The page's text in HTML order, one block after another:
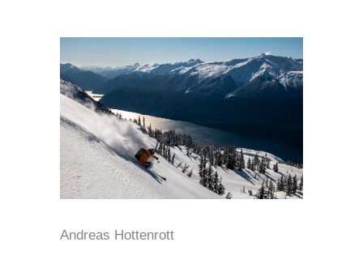
Andreas Hottenrott